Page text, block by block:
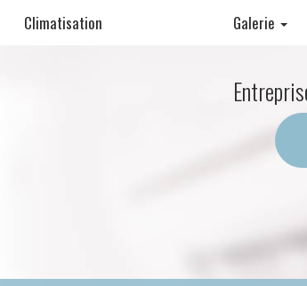
Climatisation Galerie
Climatisation
Matériel cuisine